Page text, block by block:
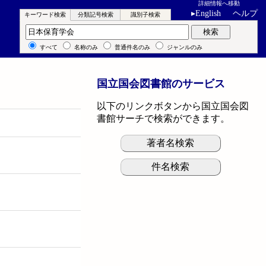
詳細情報へ移動
▸English ヘルプ
キーワード検索 分類記号検索 識別子検索
キーワード検索 検索
すべて 名称のみ 普通件名のみ ジャンルのみ
国立国会図書館のサービス
以下のリンクボタンから国立国会図
書館サーチで検索ができます。
著者名検索
件名検索